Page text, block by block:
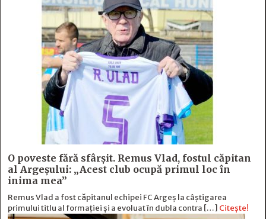
O poveste fără sfârşit. Remus Vlad, fostul căpitan
al Argeşului: „Acest club ocupă primul loc în
inima mea”
Remus Vlad a fost căpitanul echipei FC Argeș la câștigarea
primului titlu al formației și a evoluat în dubla contra […] Citește!